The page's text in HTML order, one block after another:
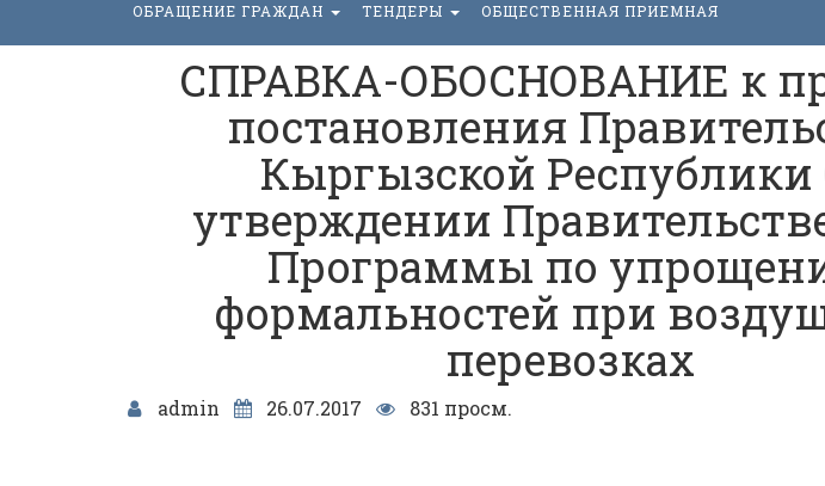
ОБРАЩЕНИЕ ГРАЖДАН ТЕНДЕРЫ ОБЩЕСТВЕННАЯ ПРИЕМНАЯ
СПРАВКА-ОБОСНОВАНИЕ к
постановления
Кыргызской Республики
утверждении
Программы по
формальностей при
перевозках
admin 26.07.2017 831 просм.